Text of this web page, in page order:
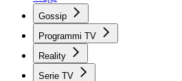
Gossip
Programmi TV
Reality
Serie TV